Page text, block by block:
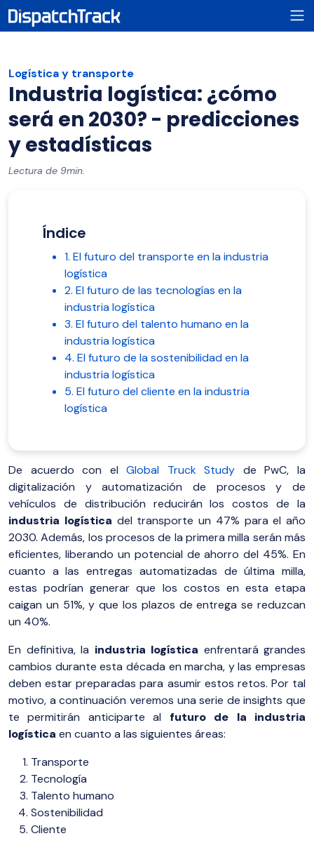
Logística y transporte
Industria logística: ¿cómo
será en 2030? - predicciones
y estadísticas
Lectura de 9min.
Índice
1. El futuro del transporte en la industria
logística
2. El futuro de las tecnologías en la
industria logística
3. El futuro del talento humano en la
industria logística
4. El futuro de la sostenibilidad en la
industria logística
5. El futuro del cliente en la industria
logística
De acuerdo con elGlobal Truck Study de PwC, la
digitalización y automatización de procesos y de
vehículos de distribución reducirán los costos de la
industria logística del transporte un 47% para el año
2030. Además, los procesos de la primera milla serán más
eficientes, liberando un potencial de ahorro del 45%. En
cuanto a las entregas automatizadas de última milla,
estas podrían generar que los costos en esta etapa
caigan un 51%, y que los plazos de entrega se reduzcan
un 40%.
En definitiva, la industria logística enfrentará grandes
cambios durante esta década en marcha, y las empresas
deben estar preparadas para asumir estos retos. Por tal
motivo, a continuación veremos una serie de insights que
te permitirán anticiparte al futuro de la industria
logística en cuanto a las siguientes áreas:
Transporte
Tecnología
Talento humano
Sostenibilidad
Cliente